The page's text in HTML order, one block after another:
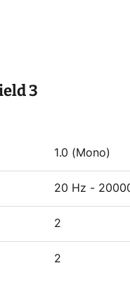
3
1.0 (Mono)
20 Hz -
2
2